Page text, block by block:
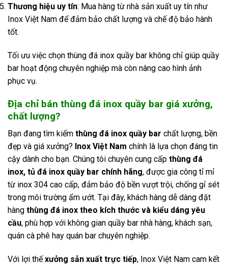
Thương hiệu uy tín: Mua hàng từ nhà sản xuất uy tín như
Inox Việt Nam để đảm bảo chất lượng và chế độ bảo hành
tốt.
Tối ưu việc chọn thùng đá inox quầy bar không chỉ giúp quầy
bar hoạt động chuyên nghiệp mà còn nâng cao hình ảnh
phục vụ.
Địa chỉ bán thùng đá inox quầy bar giá xưởng,
chất lượng?
Bạn đang tìm kiếm thùng đá inox quầy bar chất lượng, bền
đẹp và giá xưởng? Inox Việt Nam chính là lựa chọn đáng tin
cậy dành cho bạn. Chúng tôi chuyên cung cấp thùng đá
inox, tủ đá inox quầy bar chính hãng, được gia công tỉ mỉ
từ inox 304 cao cấp, đảm bảo độ bền vượt trội, chống gỉ sét
trong môi trường ẩm ướt. Tại đây, khách hàng dễ dàng đặt
hàng thùng đá inox theo kích thước và kiểu dáng yêu
cầu, phù hợp với không gian quầy bar nhà hàng, khách sạn,
quán cà phê hay quán bar chuyên nghiệp.
Với lợi thếxưởng sản xuất trực tiếp, Inox Việt Nam cam kết